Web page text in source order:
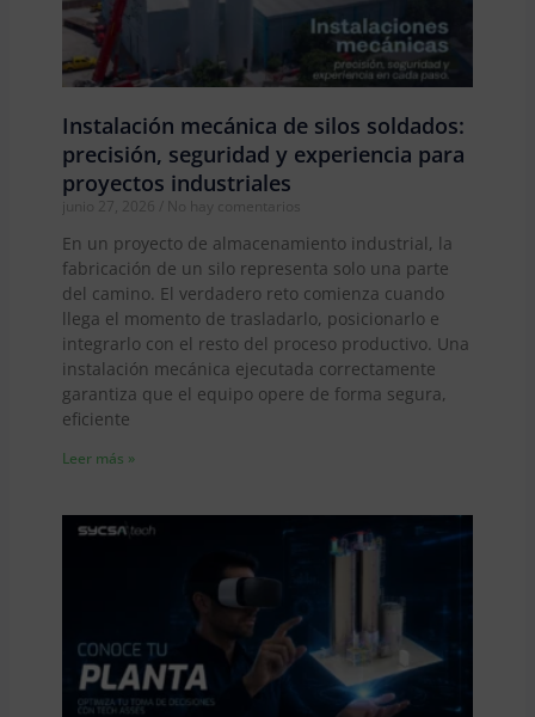
Instalación mecánica de silos soldados:
precisión, seguridad y experiencia para
proyectos industriales
junio 27, 2026 No hay comentarios
En un proyecto de almacenamiento industrial, la
fabricación de un silo representa solo una parte
del camino. El verdadero reto comienza cuando
llega el momento de trasladarlo, posicionarlo e
integrarlo con el resto del proceso productivo. Una
instalación mecánica ejecutada correctamente
garantiza que el equipo opere de forma segura,
eficiente
Leer más »